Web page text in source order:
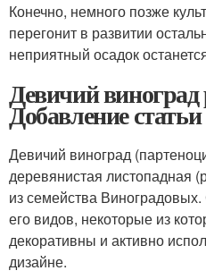
Конечно, немного позже
перегонит в развитии
неприятный осадок
Девичий
Добавление
Девичий виноград
деревянистая листопадная
из семейства
его видов, некоторые из
декоративны и активно
дизайне.